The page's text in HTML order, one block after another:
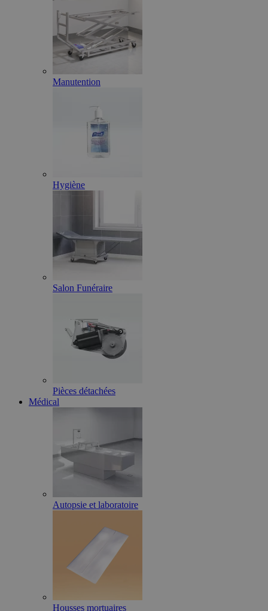
Manutention
Hygiène
Salon Funéraire
Pièces détachées
Médical
Autopsie et laboratoire
Housses mortuaires